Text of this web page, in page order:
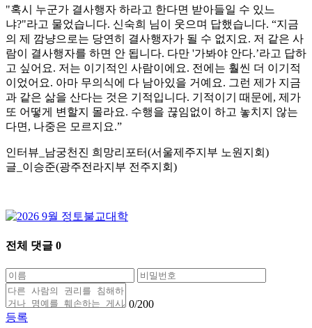
"혹시 누군가 결사행자 하라고 한다면 받아들일 수 있느
냐?"라고 물었습니다. 신숙희 님이 웃으며 답했습니다. “지금
의 제 깜냥으로는 당연히 결사행자가 될 수 없지요. 저 같은 사
람이 결사행자를 하면 안 됩니다. 다만 '가봐야 안다.’라고 답하
고 싶어요. 저는 이기적인 사람이에요. 전에는 훨씬 더 이기적
이었어요. 아마 무의식에 다 남아있을 거예요. 그런 제가 지금
과 같은 삶을 산다는 것은 기적입니다. 기적이기 때문에, 제가
또 어떻게 변할지 몰라요. 수행을 끊임없이 하고 놓치지 않는
다면, 나중은 모르지요.”
인터뷰_남궁천진 희망리포터(서울제주지부 노원지회)
글_이승준(광주전라지부 전주지회)
전체 댓글 0
0/200
등록